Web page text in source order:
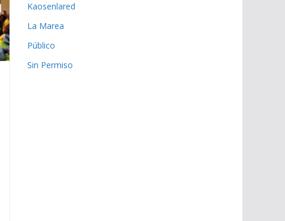
Kaosenlared
La Marea
Público
Sin Permiso